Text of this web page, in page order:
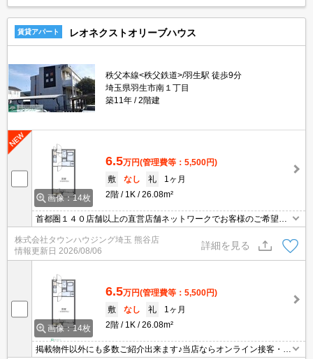
賃貸アパート レオネクストオリーブハウス
秩父本線<秩父鉄道>/羽生駅 徒歩9分
埼玉県羽生市南１丁目
築11年
2階建
画像：14枚
6.5万円(管理費等：5,500円)
敷
なし 礼
1ヶ月
2階
1K 26.08m²
首都圏１４０店舗以上の直営店舗ネットワークでお客様のご希望に
合ったお部屋をお探しさせて頂きます☆賃貸市場に出ている情報を
まとめてご紹介☆何でもご相談下さい♪
株式会社タウンハウジング埼玉 熊谷店
情報更新日 2026/08/06
詳細を見る
画像：14枚
6.5万円(管理費等：5,500円)
敷
なし 礼
1ヶ月
2階
1K 26.08m²
掲載物件以外にも多数ご紹介出来ます♪当店ならオンライン接客・内